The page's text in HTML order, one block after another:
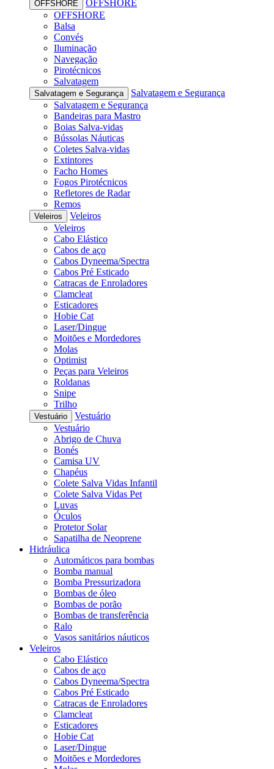
OFFSHORE
OFFSHORE
OFFSHORE
Balsa
Convés
Iluminação
Navegação
Pirotécnicos
Salvatagem
Salvatagem e Segurança
Salvatagem e Segurança
Salvatagem e Segurança
Bandeiras para Mastro
Boias Salva-vidas
Bússolas Náuticas
Coletes Salva-vidas
Extintores
Facho Homes
Fogos Pirotécnicos
Refletores de Radar
Remos
Veleiros
Veleiros
Veleiros
Cabo Elástico
Cabos de aço
Cabos Dyneema/Spectra
Cabos Pré Esticado
Catracas de Enroladores
Clamcleat
Esticadores
Hobie Cat
Laser/Dingue
Moitões e Mordedores
Molas
Optimist
Peças para Veleiros
Roldanas
Snipe
Trilho
Vestuário
Vestuário
Vestuário
Abrigo de Chuva
Bonés
Camisa UV
Chapéus
Colete Salva Vidas Infantil
Colete Salva Vidas Pet
Luvas
Óculos
Protetor Solar
Sapatilha de Neoprene
Hidráulica
Automáticos para bombas
Bomba manual
Bomba Pressurizadora
Bombas de óleo
Bombas de porão
Bombas de transferência
Ralo
Vasos sanitários náuticos
Veleiros
Cabo Elástico
Cabos de aço
Cabos Dyneema/Spectra
Cabos Pré Esticado
Catracas de Enroladores
Clamcleat
Esticadores
Hobie Cat
Laser/Dingue
Moitões e Mordedores